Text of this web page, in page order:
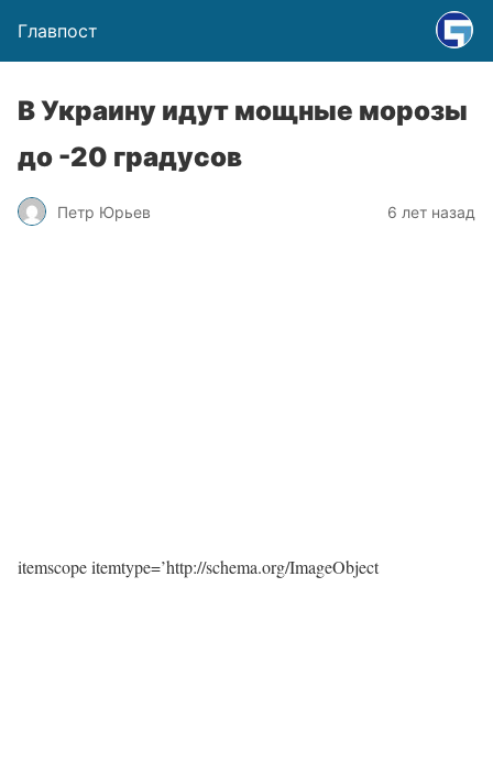
Главпост
В Украину идут мощные морозы
до -20 градусов
Петр Юрьев 6 лет назад
itemscope itemtype=’http://schema.org/ImageObject